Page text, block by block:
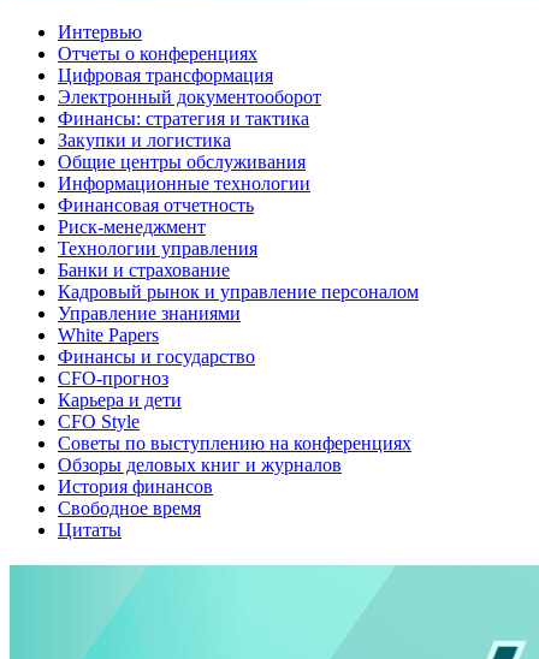
Интервью
Отчеты о конференциях
Цифровая трансформация
Электронный документооборот
Финансы: стратегия и тактика
Закупки и логистика
Общие центры обслуживания
Информационные технологии
Финансовая отчетность
Риск-менеджмент
Технологии управления
Банки и страхование
Кадровый рынок и управление персоналом
Управление знаниями
White Papers
Финансы и государство
CFO-прогноз
Карьера и дети
CFO Style
Советы по выступлению на конференциях
Обзоры деловых книг и журналов
История финансов
Свободное время
Цитаты